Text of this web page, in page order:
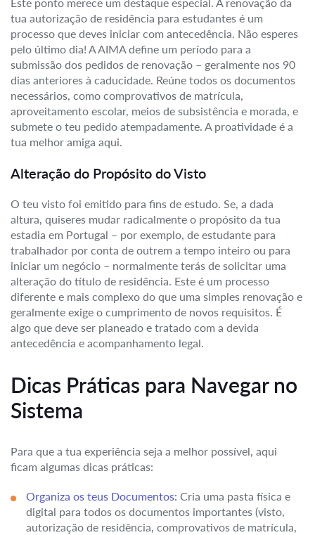
tua autorização de residência para estudantes é um
processo que deves iniciar com antecedência. Não esperes
pelo último dia! A AIMA define um período para a
submissão dos pedidos de renovação – geralmente nos 90
dias anteriores à caducidade. Reúne todos os documentos
necessários, como comprovativos de matrícula,
aproveitamento escolar, meios de subsistência e morada, e
submete o teu pedido atempadamente. A proatividade é a
tua melhor amiga aqui.
Alteração do Propósito do Visto
O teu visto foi emitido para fins de estudo. Se, a dada
altura, quiseres mudar radicalmente o propósito da tua
estadia em Portugal – por exemplo, de estudante para
trabalhador por conta de outrem a tempo inteiro ou para
iniciar um negócio – normalmente terás de solicitar uma
alteração do título de residência. Este é um processo
diferente e mais complexo do que uma simples renovação e
geralmente exige o cumprimento de novos requisitos. É
algo que deve ser planeado e tratado com a devida
antecedência e acompanhamento legal.
Dicas Práticas para Navegar no
Sistema
Para que a tua experiência seja a melhor possível, aqui
ficam algumas dicas práticas:
Organiza os teus Documentos: Cria uma pasta física e
digital para todos os documentos importantes (visto,
autorização de residência, comprovativos de matrícula,